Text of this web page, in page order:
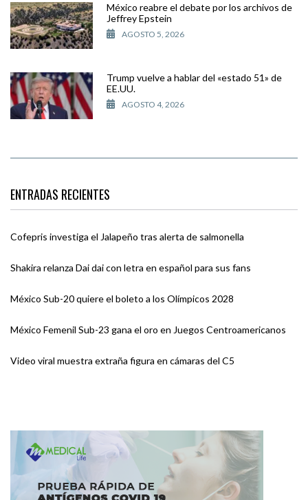
México reabre el debate por los archivos de
Jeffrey Epstein
AGOSTO 5, 2026
Trump vuelve a hablar del «estado 51» de
EE.UU.
AGOSTO 4, 2026
ENTRADAS RECIENTES
Cofepris investiga el Jalapeño tras alerta de salmonella
Shakira relanza Dai dai con letra en español para sus fans
México Sub-20 quiere el boleto a los Olímpicos 2028
México Femenil Sub-23 gana el oro en Juegos Centroamericanos
Video viral muestra extraña figura en cámaras del C5